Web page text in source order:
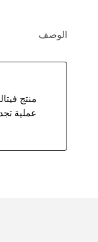
الوصف
منتج
عملية